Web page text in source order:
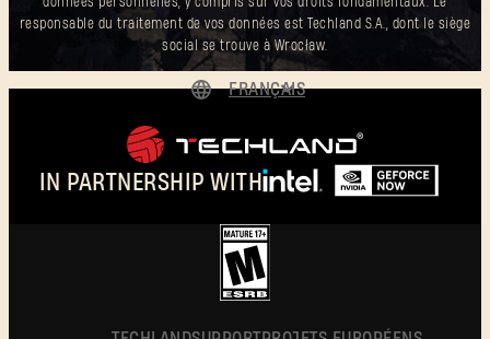
responsable du traitement de vos données est Techland S.A., dont le siège
social se trouve à Wrocław.
IN PARTNERSHIP WITH
FRANÇAIS
POLSKI
简体中文